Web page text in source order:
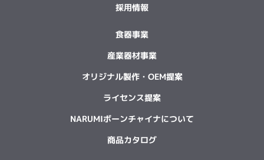
採用情報
食器事業
産業器材事業
オリジナル製作・OEM提案
ライセンス提案
NARUMIボーンチャイナについて
商品カタログ